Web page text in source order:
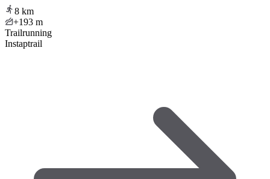
8 km
+193 m
Trailrunning
Instaptrail